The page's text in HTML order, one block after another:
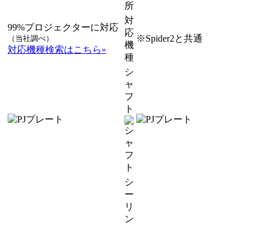
所
99%プロジェクターに対応
（当社調べ）
対応機種検索はこちら»
対
応
機
種
※Spider2と共通
シ
ャ
フ
ト
シ
ー
リ
ン